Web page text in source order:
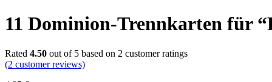
11 Dominion-Trennkarten für
Rated 4.50 out of 5 based on 2 customer ratings
(2 customer reviews)